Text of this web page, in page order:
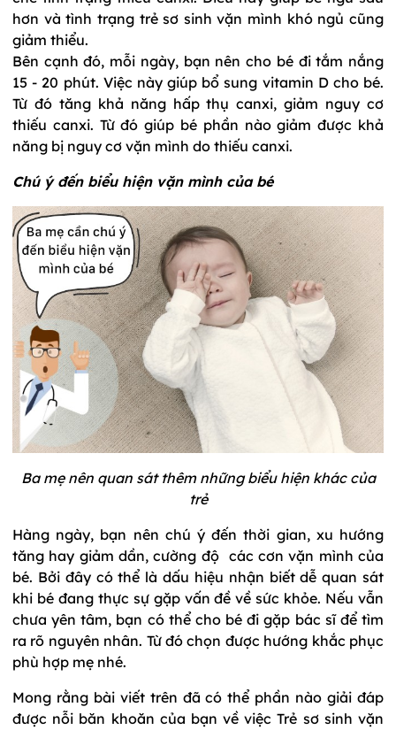
hơn và tình trạng trẻ sơ sinh vặn mình khó ngủ cũng
giảm thiểu.
Bên cạnh đó, mỗi ngày, bạn nên cho bé đi tắm nắng
15 - 20 phút. Việc này giúp bổ sung vitamin D cho bé.
Từ đó tăng khả năng hấp thụ canxi, giảm nguy cơ
thiếu canxi. Từ đó giúp bé phần nào giảm được khả
năng bị nguy cơ vặn mình do thiếu canxi.
Chú ý đến biểu hiện vặn mình của bé
Ba mẹ nên quan sát thêm những biểu hiện khác của
trẻ
Hàng ngày, bạn nên chú ý đến thời gian, xu hướng
tăng hay giảm dần, cường độ các cơn vặn mình của
bé. Bởi đây có thể là dấu hiệu nhận biết dễ quan sát
khi bé đang thực sự gặp vấn đề về sức khỏe. Nếu vẫn
chưa yên tâm, bạn có thể cho bé đi gặp bác sĩ để tìm
ra rõ nguyên nhân. Từ đó chọn được hướng khắc phục
phù hợp mẹ nhé.
Mong rằng bài viết trên đã có thể phần nào giải đáp
được nỗi băn khoăn của bạn về việc Trẻ sơ sinh vặn